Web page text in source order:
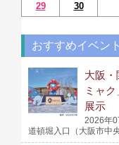
29
30
おすすめイベント
大阪
ミャ
展示
2026年
道頓堀入口（大阪市中